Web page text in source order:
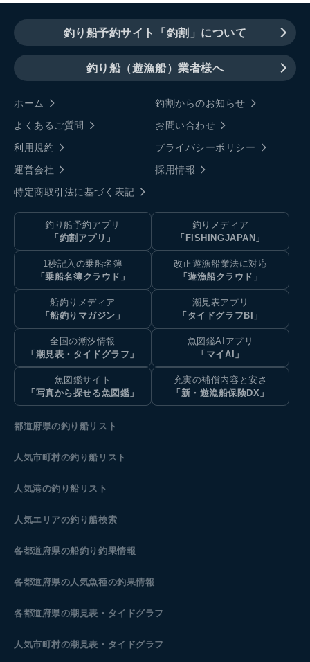
釣り船予約サイト「釣割」について
釣り船（遊漁船）業者様へ
ホーム
釣割からのお知らせ
よくあるご質問
お問い合わせ
利用規約
プライバシーポリシー
運営会社
採用情報
特定商取引法に基づく表記
釣り船予約アプリ
「釣割アプリ」
釣りメディア
「FISHINGJAPAN」
1秒記入の乗船名簿
「乗船名簿クラウド」
改正遊漁船業法に対応
「遊漁船クラウド」
船釣りメディア
「船釣りマガジン」
潮見表アプリ
「タイドグラフBI」
全国の潮汐情報
「潮見表・タイドグラフ」
魚図鑑AIアプリ
「マイAI」
魚図鑑サイト
「写真から探せる魚図鑑」
充実の補償内容と安さ
「新・遊漁船保険DX」
都道府県の釣り船リスト
人気市町村の釣り船リスト
人気港の釣り船リスト
人気エリアの釣り船検索
各都道府県の船釣り釣果情報
各都道府県の人気魚種の釣果情報
各都道府県の潮見表 ・タイドグラフ
人気市町村の潮見表・タイドグラフ